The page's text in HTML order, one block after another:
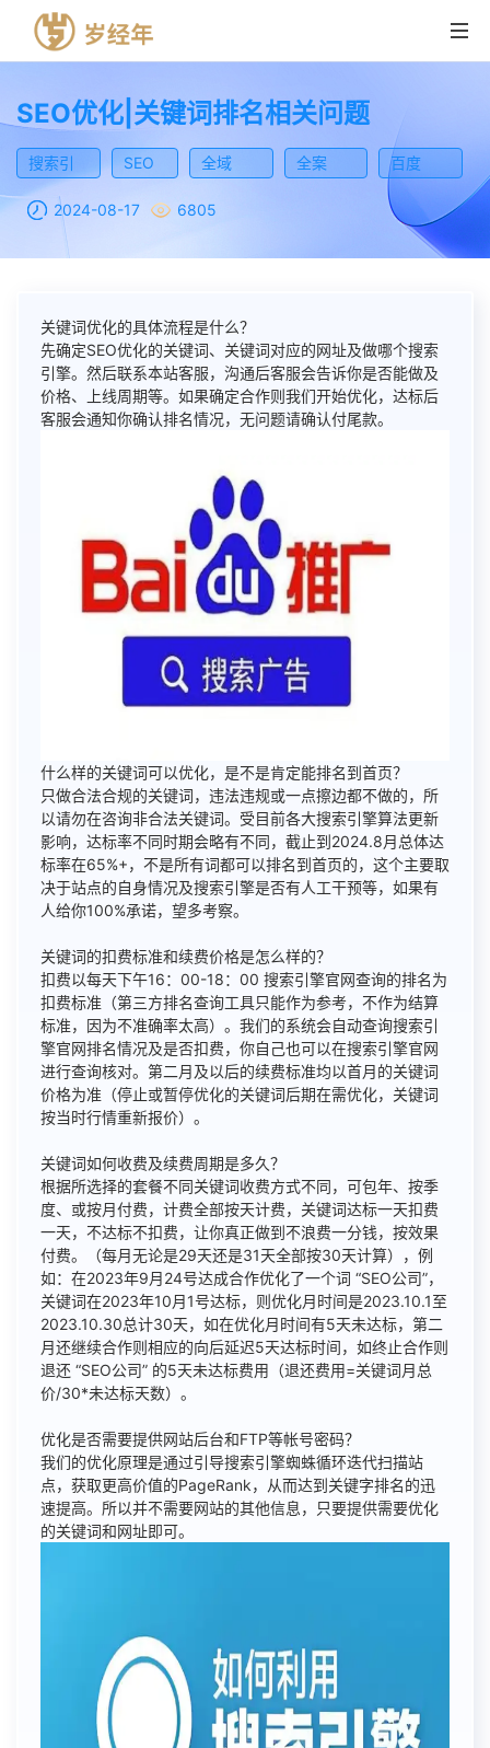
首页
营销产品
SEO优化
ASO优化
短视频营销
解决方案
资讯
关于我们
SEO优化|关键词排名相关问题
搜索引
擎营销
SEO
全域
化
全案
百度
SEO优
化
2024-08-17 6805
关键词优化的具体流程是什么？
先确定SEO优化的关键词、关键词对应的网址及做哪个搜索
引擎。然后联系本站客服，沟通后客服会告诉你是否能做及
价格、上线周期等。如果确定合作则我们开始优化，达标后
客服会通知你确认排名情况，无问题请确认付尾款。
什么样的关键词可以优化，是不是肯定能排名到首页？
只做合法合规的关键词，违法违规或一点擦边都不做的，所
以请勿在咨询非合法关键词。受目前各大搜索引擎算法更新
影响，达标率不同时期会略有不同，截止到2024.8月总体达
标率在65%+，不是所有词都可以排名到首页的，这个主要取
决于站点的自身情况及搜索引擎是否有人工干预等，如果有
人给你100%承诺，望多考察。
关键词的扣费标准和续费价格是怎么样的？
扣费以每天下午16：00-18：00 搜索引擎官网查询的排名为
扣费标准（第三方排名查询工具只能作为参考，不作为结算
标准，因为不准确率太高）。我们的系统会自动查询搜索引
擎官网排名情况及是否扣费，你自己也可以在搜索引擎官网
进行查询核对。第二月及以后的续费标准均以首月的关键词
价格为准（停止或暂停优化的关键词后期在需优化，关键词
按当时行情重新报价）。
关键词如何收费及续费周期是多久？
根据所选择的套餐不同关键词收费方式不同，可包年、按季
度、或按月付费，计费全部按天计费，关键词达标一天扣费
一天，不达标不扣费，让你真正做到不浪费一分钱，按效果
付费。（每月无论是29天还是31天全部按30天计算），例
如：在2023年9月24号达成合作优化了一个词 “SEO公司”，
关键词在2023年10月1号达标，则优化月时间是2023.10.1至
2023.10.30总计30天，如在优化月时间有5天未达标，第二
月还继续合作则相应的向后延迟5天达标时间，如终止合作则
退还 “SEO公司” 的5天未达标费用（退还费用=关键词月总
价/30*未达标天数）。
优化是否需要提供网站后台和FTP等帐号密码？
我们的优化原理是通过引导搜索引擎蜘蛛循环迭代扫描站
点，获取更高价值的PageRank，从而达到关键字排名的迅
速提高。所以并不需要网站的其他信息，只要提供需要优化
的关键词和网址即可。